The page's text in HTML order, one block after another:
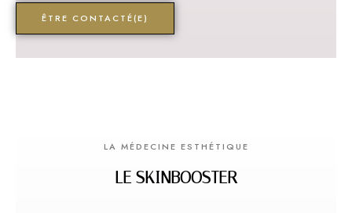
ÊTRE CONTACTÉ(E)
LA MÉDECINE ESTHÉTIQUE
LE SKINBOOSTER